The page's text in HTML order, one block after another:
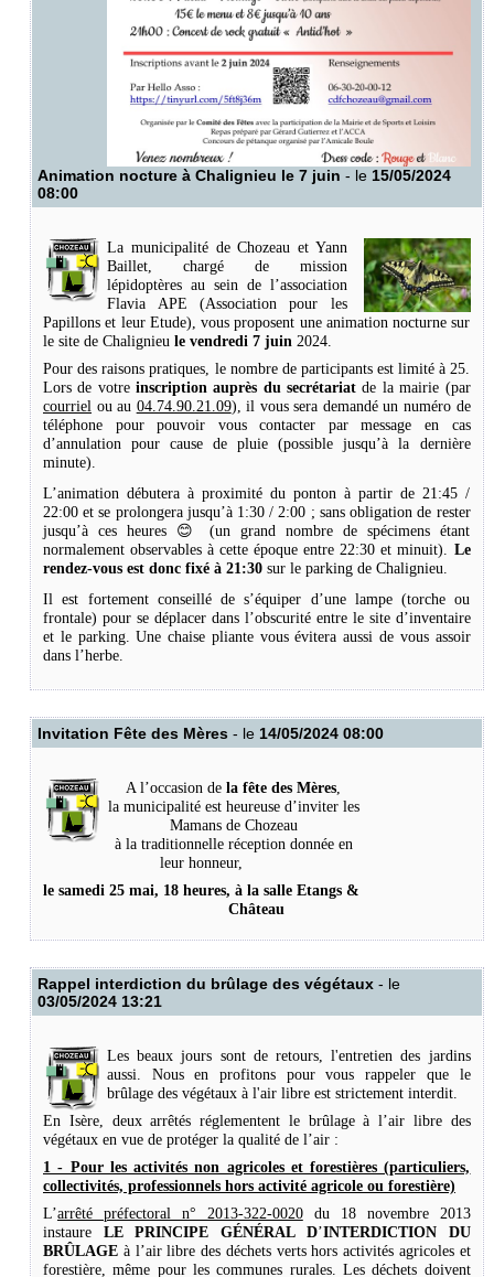
Animation nocture à Chalignieu le 7 juin - le 15/05/2024
08:00
La municipalité de Chozeau et Yann
Baillet, chargé de mission
lépidoptères au sein de l’association
Flavia APE (Association pour les
Papillons et leur Etude), vous proposent une animation nocturne sur
le site de Chalignieu le vendredi 7 juin 2024.
Pour des raisons pratiques, le nombre de participants est limité à 25.
Lors de votreinscription auprès du secrétariatde la mairie (par
courriel ou au 04.74.90.21.09), il vous sera demandé un numéro de
téléphone pour pouvoir vous contacter par message en cas
d’annulation pour cause de pluie (possible jusqu’à la dernière
minute).
L’animation débutera à proximité du ponton à partir de 21:45 /
22:00 et se prolongera jusqu’à 1:30 / 2:00 ; sans obligation de rester
jusqu’à ces heures 😊 (un grand nombre de spécimens étant
normalement observables à cette époque entre 22:30 et minuit). Le
rendez-vous est donc fixé à 21:30 sur le parking de Chalignieu.
Il est fortement conseillé de s’équiper d’une lampe (torche ou
frontale) pour se déplacer dans l’obscurité entre le site d’inventaire
et le parking. Une chaise pliante vous évitera aussi de vous assoir
dans l’herbe.
Invitation Fête des Mères - le 14/05/2024 08:00
A l’occasion dela fête des Mères
la municipalité est heureuse d’inviter les
Mamans de Chozeau
à la traditionnelle réception donnée en
leur honneur,
le samedi 25 mai, 18 heures, à la salle Etangs &
Château
Rappel interdiction du brûlage des végétaux - le
03/05/2024 13:21
Les beaux jours sont de retours, l'entretien des jardins
aussi. Nous en profitons pour vous rappeler que le
brûlage des végétaux à l'air libre est strictement interdit.
En Isère, deux arrêtés réglementent le brûlage à l’air libre des
végétaux en vue de protéger la qualité de l’air :
1 - Pour les activités non agricoles et forestières (particuliers,
collectivités, professionnels hors activité agricole ou forestière)
L’arrêté préfectoral n° 2013-322-0020du 18 novembre 2013
instaure LE PRINCIPE GÉNÉRAL D’INTERDICTION DU
BRÛLAGE à l’air libre des déchets verts hors activités agricoles et
forestière, même pour les communes rurales. Les déchets doivent